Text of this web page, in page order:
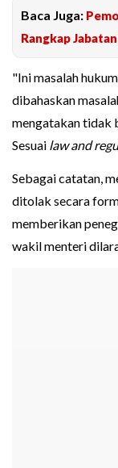
Baca Juga:
Rangkap
"Ini masalah
dibahaskan
mengatakan tidak
Sesuai law and
Sebagai catatan,
ditolak secara
memberikan
wakil menteri